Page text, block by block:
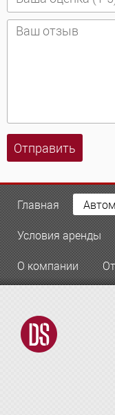
Отправить
Главная
Условия аренды
О компании